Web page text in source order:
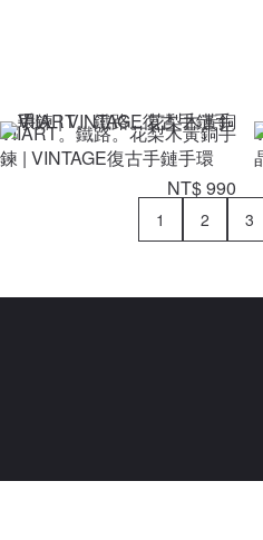
VIIART。鐵路。花梨木黃銅手
鍊 | VINTAGE復古手鏈手環
NT$ 990
1 2 3